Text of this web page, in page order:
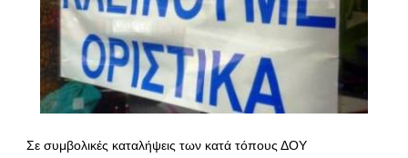
Σε συμβολικές καταλήψεις των κατά τόπους ΔΟΥ